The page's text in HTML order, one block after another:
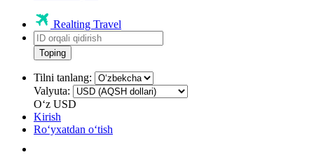
Realting Travel
Toping
Tilni tanlang:
Valyuta:
Oʻz USD
Kirish
Roʻyxatdan oʻtish